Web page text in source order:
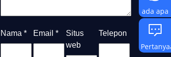
Nama * Email *
Situs
web
Telepon
ada apa